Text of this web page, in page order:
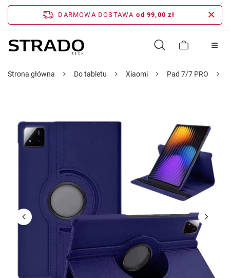
DARMOWA DOSTAWA od 99,00 zł
Strona główna Do tabletu Xiaomi Pad 7/7 PRO